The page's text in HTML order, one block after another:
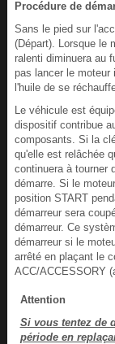
Procédure de
Sans le pied sur
(Départ). Lorsque le
ralenti diminuera au
pas lancer le moteur
l'huile de se
Le véhicule est
dispositif contribue
composants. Si la
qu'elle est relâchée
continuera à tourner
démarre. Si le
position START
démarreur sera
démarreur. Ce
démarreur si le
arrêté en plaçant le
ACC/ACCESSORY
Attention
Si vous tentez de
période en